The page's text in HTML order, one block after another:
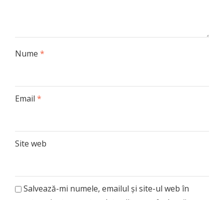
Nume *
Email *
Site web
Salvează-mi numele, emailul și site-ul web în